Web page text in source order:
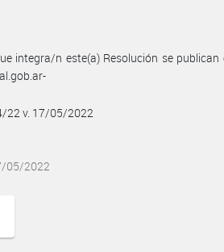
integra/n este(a) Resolución se
22 v. 17/05/2022
05/2022